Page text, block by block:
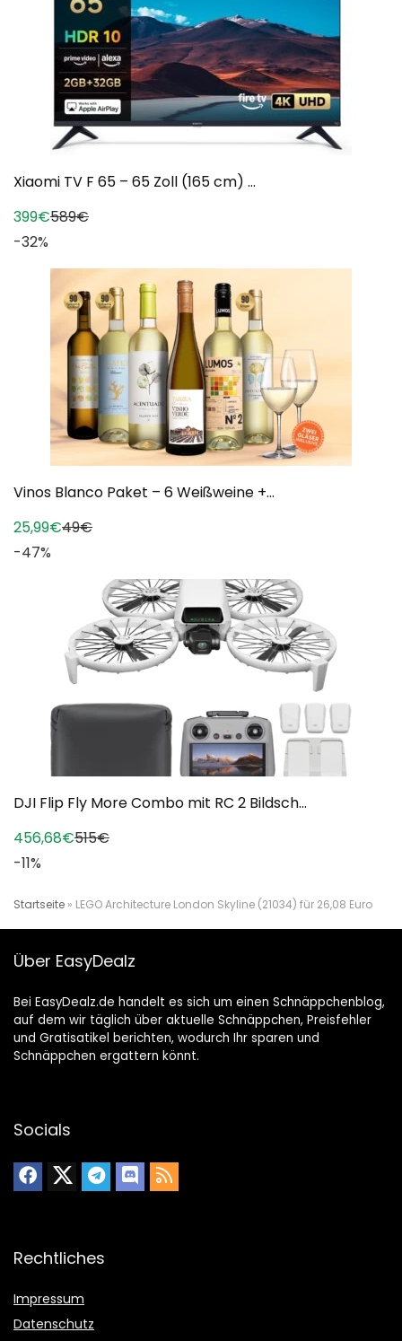
Xiaomi TV F 65 – 65 Zoll (165 cm) ...
399€589€
-32%
Vinos Blanco Paket – 6 Weißweine +...
25,99€49€
-47%
DJI Flip Fly More Combo mit RC 2 Bildsch...
456,68€515€
-11%
Startseite » LEGO Architecture London Skyline (21034) für 26,08 Euro
Über EasyDealz
Bei EasyDealz.de handelt es sich um einen Schnäppchenblog,
auf dem wir täglich über aktuelle Schnäppchen, Preisfehler
und Gratisatikel berichten, wodurch Ihr sparen und
Schnäppchen ergattern könnt.
Socials
Rechtliches
Impressum
Datenschutz